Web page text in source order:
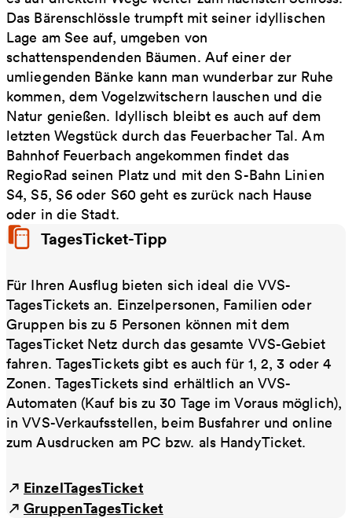
Das Bärenschlössle trumpft mit seiner idyllischen
Lage am See auf, umgeben von
schattenspendenden Bäumen. Auf einer der
umliegenden Bänke kann man wunderbar zur Ruhe
kommen, dem Vogelzwitschern lauschen und die
Natur genießen. Idyllisch bleibt es auch auf dem
letzten Wegstück durch das Feuerbacher Tal. Am
Bahnhof Feuerbach angekommen findet das
RegioRad seinen Platz und mit den S-Bahn Linien
S4, S5, S6 oder S60 geht es zurück nach Hause
oder in die Stadt.
TagesTicket-Tipp
Für Ihren Ausflug bieten sich ideal die VVS-
TagesTickets an. Einzelpersonen, Familien oder
Gruppen bis zu 5 Personen können mit dem
TagesTicket Netz durch das gesamte VVS-Gebiet
fahren. TagesTickets gibt es auch für 1, 2, 3 oder 4
Zonen. TagesTickets sind erhältlich an VVS-
Automaten (Kauf bis zu 30 Tage im Voraus möglich),
in VVS-Verkaufsstellen, beim Busfahrer und online
zum Ausdrucken am PC bzw. als HandyTicket.
EinzelTagesTicket
GruppenTagesTicket